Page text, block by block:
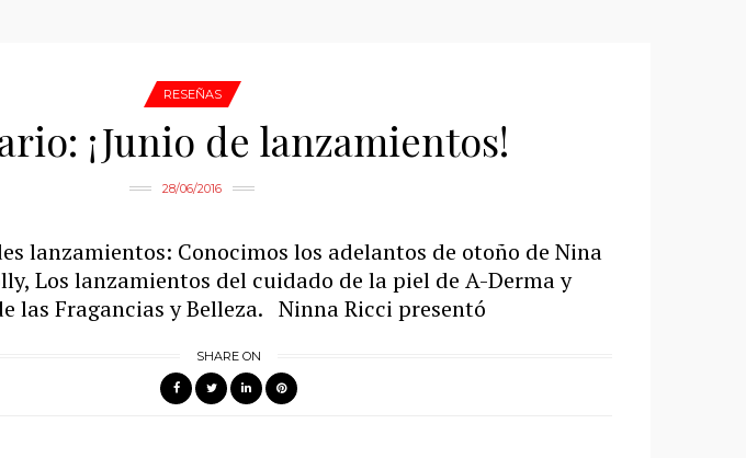
RESEÑAS
¡Junio de lanzamientos!
28/06/2016
lanzamientos: Conocimos los adelantos de otoño de Nina
Los lanzamientos del cuidado de la piel de A-Derma y
las Fragancias y Belleza. Ninna Ricci presentó
SHARE ON